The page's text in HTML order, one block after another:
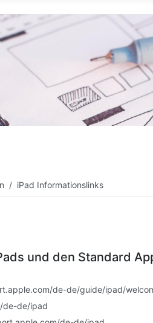
iPad Informationslinks
und den Standard
de-de/guide/ipad/
de-de/ipad